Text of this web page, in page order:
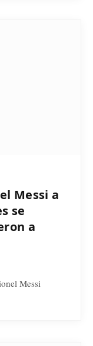
Messi a
se
a
Messi